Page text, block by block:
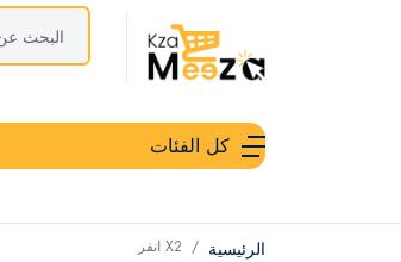
كل الفئات
الرئيسية X2 انفر